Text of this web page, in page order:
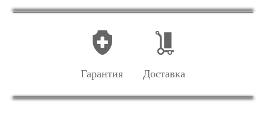
Гарантия Доставка